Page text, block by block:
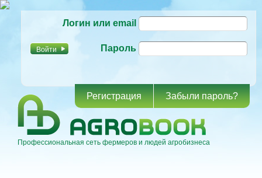
основному
Логин или email
Пароль
Регистрация Забыли пароль?
Профессиональная сеть фермеров и людей агробизнеса